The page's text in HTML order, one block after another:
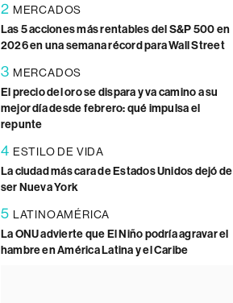
2 MERCADOS
Las 5 acciones más rentables del S&P 500 en
2026 en una semana récord para Wall Street
3 MERCADOS
El precio del oro se dispara y va camino a su
mejor día desde febrero: qué impulsa el
repunte
4 ESTILO DE VIDA
La ciudad más cara de Estados Unidos dejó de
ser Nueva York
5 LATINOAMÉRICA
La ONU advierte que El Niño podría agravar el
hambre en América Latina y el Caribe